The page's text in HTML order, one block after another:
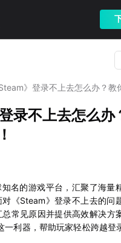
Steam》登录不上去怎么办？教
录不上去怎么办
知名的游戏平台，汇聚了海量
《Steam》登录不上去的问
常见原因并提供高效解决方
一利器，帮助玩家轻松跨越登